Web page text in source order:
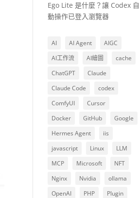
Ego Lite 是什麼？讓 Codex 自
動操作已登入瀏覽器
AI AI Agent
AIGC
AI工作流
AI繪圖
cache
ChatGPT
Claude
Claude Code
codex
ComfyUI
Cursor
Docker
GitHub
Google
Hermes Agent
iis
javascript
Linux
LLM
MCP
Microsoft
NFT
Nginx
Nvidia
ollama
OpenAI
PHP
Plugin